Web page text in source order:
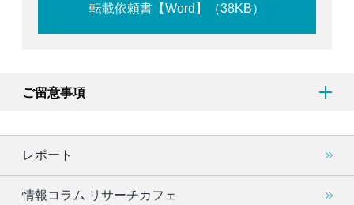
転載依頼書【Word】（38KB）
ご留意事項
レポート
情報コラム リサーチカフェ